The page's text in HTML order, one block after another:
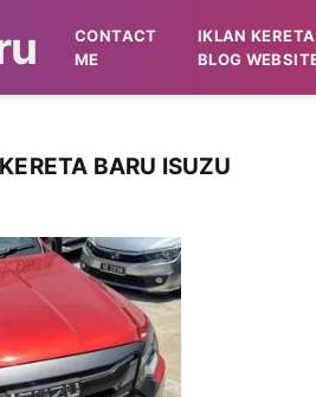
CONTACT
ME
IKLAN
BLOG
BARU ISUZU